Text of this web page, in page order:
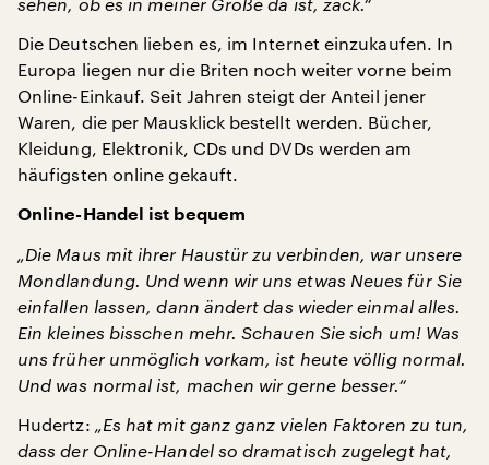
Die Deutschen lieben es, im Internet einzukaufen. In
Europa liegen nur die Briten noch weiter vorne beim
Online-Einkauf. Seit Jahren steigt der Anteil jener
Waren, die per Mausklick bestellt werden. Bücher,
Kleidung, Elektronik, CDs und DVDs werden am
häufigsten online gekauft.
Online-Handel ist bequem
„Die Maus mit ihrer Haustür zu verbinden, war unsere
Mondlandung. Und wenn wir uns etwas Neues für Sie
einfallen lassen, dann ändert das wieder einmal alles.
Ein kleines bisschen mehr. Schauen Sie sich um! Was
uns früher unmöglich vorkam, ist heute völlig normal.
Und was normal ist, machen wir gerne besser.“
Hudertz: „Es hat mit ganz ganz vielen Faktoren zu tun,
dass der Online-Handel so dramatisch zugelegt hat,